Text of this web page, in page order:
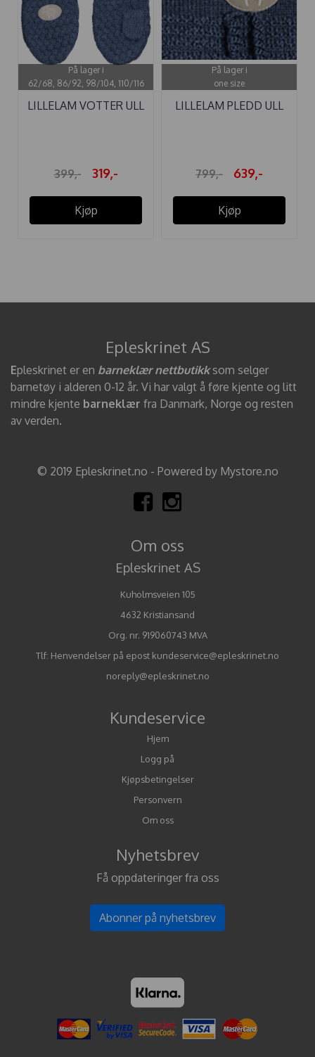
På lager i
62/68, 86/92, 98/104, 110/116
LILLELAM VOTTER ULL
399,- 319,-
Kjøp
På lager i
one size
LILLELAM PLEDD ULL
799,- 639,-
Kjøp
Epleskrinet AS
Epleskrinet er en barneklær nettbutikksom selger
barnetøy i alderen 0-12 år. Vi har valgt å føre kjente og litt
mindre kjente barneklær fra Danmark, Norge og resten
av verden.
© 2019 Epleskrinet.no - Powered by Mystore.no
Om oss
Epleskrinet AS
Kuholmsveien 105
4632 Kristiansand
Org. nr. 919060743 MVA
Tlf: Henvendelser på epost kundeservice@epleskrinet.no
noreply@epleskrinet.no
Kundeservice
Hjem
Logg på
Kjøpsbetingelser
Personvern
Om oss
Nyhetsbrev
Få oppdateringer fra oss
Abonner på nyhetsbrev